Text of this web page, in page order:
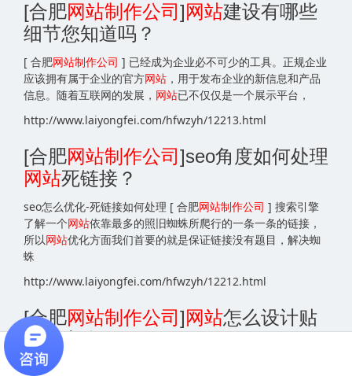
[合肥网站制作公司] 网站建设有哪些
细节您知道吗？
[ 合肥网站制作公司 ] 已经成为企业必不可少的工具。正规企业
应该拥有属于企业的官方网站 ，用于发布企业的新信息和产品
信息。随着互联网的发展， 网站已不仅仅是一个展示平台，
http://www.laiyongfei.com/hfwzyh/12213.html
[合肥网站制作公司]seo角度如何处理
网站死链接？
seo怎么优化-死链接如何处理 [ 合肥网站制作公司 ] 搜索引擎
了解一个网站依靠最多的照旧蜘蛛所爬行的一条一条的链接，
所以网站优化方面我们首要的就是保证链接没有题目，解决蜘
蛛
http://www.laiyongfei.com/hfwzyh/12212.html
[合肥网站制作公司] 网站怎么设计贴
合用户体验？
[ 合肥网站